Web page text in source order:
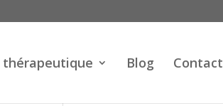
thérapeutique Blog Contact